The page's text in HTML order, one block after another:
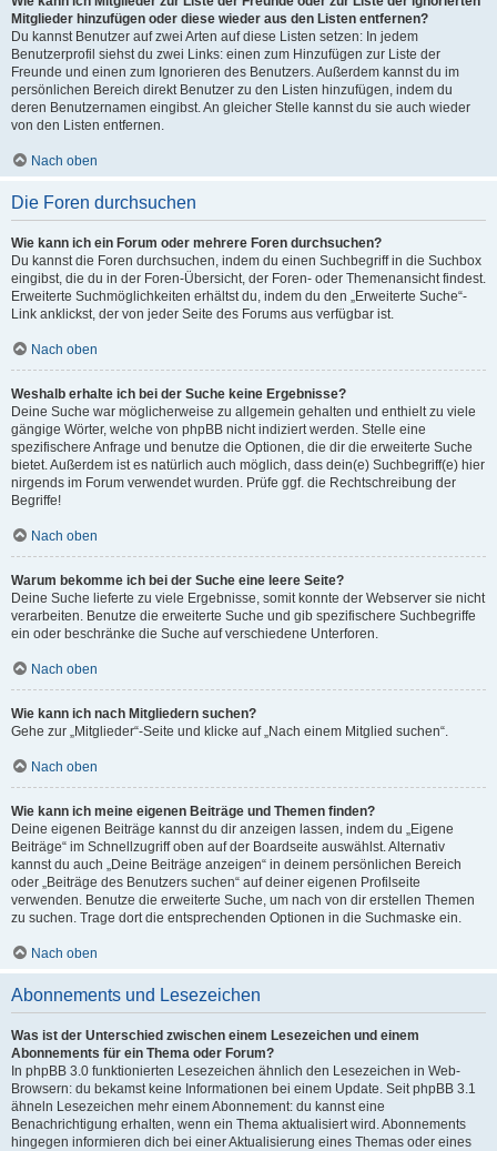
Mitglieder hinzufügen oder diese wieder aus den Listen entfernen?
Du kannst Benutzer auf zwei Arten auf diese Listen setzen: In jedem
Benutzerprofil siehst du zwei Links: einen zum Hinzufügen zur Liste der
Freunde und einen zum Ignorieren des Benutzers. Außerdem kannst du im
persönlichen Bereich direkt Benutzer zu den Listen hinzufügen, indem du
deren Benutzernamen eingibst. An gleicher Stelle kannst du sie auch wieder
von den Listen entfernen.
Nach oben
Die Foren durchsuchen
Wie kann ich ein Forum oder mehrere Foren durchsuchen?
Du kannst die Foren durchsuchen, indem du einen Suchbegriff in die Suchbox
eingibst, die du in der Foren-Übersicht, der Foren- oder Themenansicht findest.
Erweiterte Suchmöglichkeiten erhältst du, indem du den „Erweiterte Suche“-
Link anklickst, der von jeder Seite des Forums aus verfügbar ist.
Nach oben
Weshalb erhalte ich bei der Suche keine Ergebnisse?
Deine Suche war möglicherweise zu allgemein gehalten und enthielt zu viele
gängige Wörter, welche von phpBB nicht indiziert werden. Stelle eine
spezifischere Anfrage und benutze die Optionen, die dir die erweiterte Suche
bietet. Außerdem ist es natürlich auch möglich, dass dein(e) Suchbegriff(e) hier
nirgends im Forum verwendet wurden. Prüfe ggf. die Rechtschreibung der
Begriffe!
Nach oben
Warum bekomme ich bei der Suche eine leere Seite?
Deine Suche lieferte zu viele Ergebnisse, somit konnte der Webserver sie nicht
verarbeiten. Benutze die erweiterte Suche und gib spezifischere Suchbegriffe
ein oder beschränke die Suche auf verschiedene Unterforen.
Nach oben
Wie kann ich nach Mitgliedern suchen?
Gehe zur „Mitglieder“-Seite und klicke auf „Nach einem Mitglied suchen“.
Nach oben
Wie kann ich meine eigenen Beiträge und Themen finden?
Deine eigenen Beiträge kannst du dir anzeigen lassen, indem du „Eigene
Beiträge“ im Schnellzugriff oben auf der Boardseite auswählst. Alternativ
kannst du auch „Deine Beiträge anzeigen“ in deinem persönlichen Bereich
oder „Beiträge des Benutzers suchen“ auf deiner eigenen Profilseite
verwenden. Benutze die erweiterte Suche, um nach von dir erstellen Themen
zu suchen. Trage dort die entsprechenden Optionen in die Suchmaske ein.
Nach oben
Abonnements und Lesezeichen
Was ist der Unterschied zwischen einem Lesezeichen und einem
Abonnements für ein Thema oder Forum?
In phpBB 3.0 funktionierten Lesezeichen ähnlich den Lesezeichen in Web-
Browsern: du bekamst keine Informationen bei einem Update. Seit phpBB 3.1
ähneln Lesezeichen mehr einem Abonnement: du kannst eine
Benachrichtigung erhalten, wenn ein Thema aktualisiert wird. Abonnements
hingegen informieren dich bei einer Aktualisierung eines Themas oder eines